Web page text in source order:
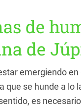
de
de
emergiendo
se hunde a lo
es